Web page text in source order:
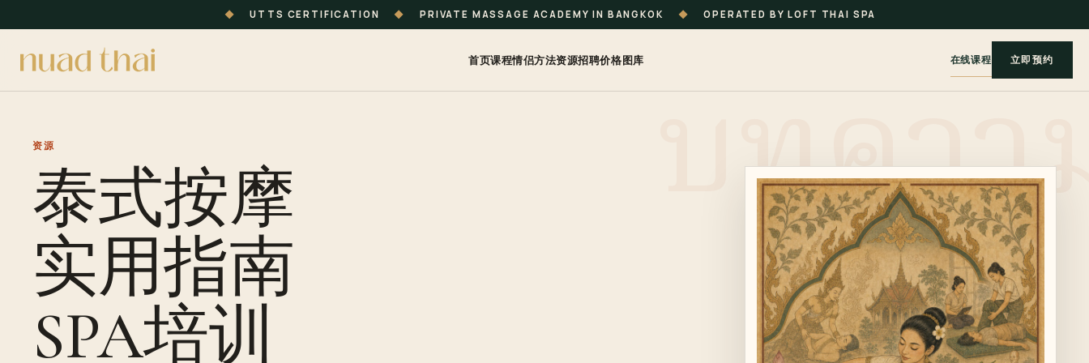
◆ UTTS CERTIFICATION ◆ PRIVATE MASSAGE ACADEMY IN BANGKOK ◆ OPERATED BY LOFT THAI SPA
首页课程情侣方法资源招聘价格图库 在线课程 立即预约
资源
泰式按摩
实用指南
SPA培训